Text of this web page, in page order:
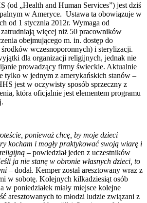
(od „Health and Human Services”) jest dziś
w Ameryce. Ustawa ta obowiązuje w
od 1 stycznia 2012r. Wymaga od
więcej niż 50 pracowników
obejmującego m. in. dostęp do
wczesnoporonnych) i sterylizacji.
dla organizacji religijnych, jednak nie
prowadzący firmy świeckie. Aktualnie
tylko w jednym z amerykańskich stanów –
jest w oczywisty sposób sprzeczny z
która oficjalnie jest elementem programu
ponieważ chcę, by moje dzieci
kocham i mogły praktykować swoją wiarę i
– powiedział jeden z uczestników
ja nie stanę w obronie własnych dzieci, to
– dodał. Kemper został aresztowany wraz z
w sobotę. Kolejnych kilkadziesiąt osób
w poniedziałek miały miejsce kolejne
aresztowanych to młodzi ludzie związani z